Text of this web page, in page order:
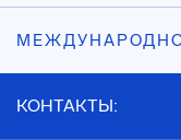
КОНТАКТЫ: